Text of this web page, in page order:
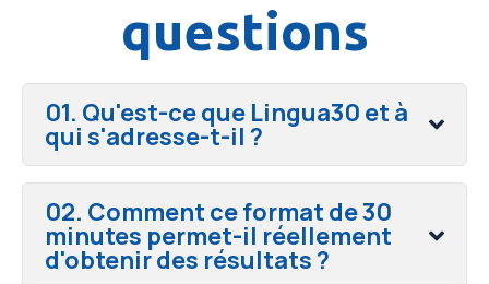
questions
01. Qu'est-ce que Lingua30 et à
qui s'adresse-t-il ?
02. Comment ce format de 30
minutes permet-il réellement
d'obtenir des résultats ?